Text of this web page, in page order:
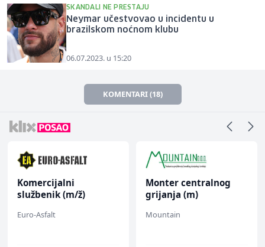
SKANDALI NE PRESTAJU
Neymar učestvovao u incidentu u
brazilskom noćnom klubu
06.07.2023. u 15:20
KOMENTARI (18)
Komercijalni
službenik (m/ž)
Euro-Asfalt
Monter centralnog
grijanja (m)
Mountain